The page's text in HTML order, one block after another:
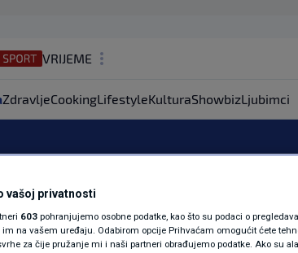
VRIJEME
REGIJA
MAGAZIN
KOLUMNE
ZdravljeCookingLifestyleKulturaShowbizLjubimci
njima? WhatsApp
raditi na ova tri
vašoj privatnosti
603 pohranjujemo osobne podatke, kao što su podaci o
na vašem uređaju. Odabirom opcije Prihvaćam omogućit ćete
za čije pružanje mi i naši partneri obrađujemo podatke. Ako su